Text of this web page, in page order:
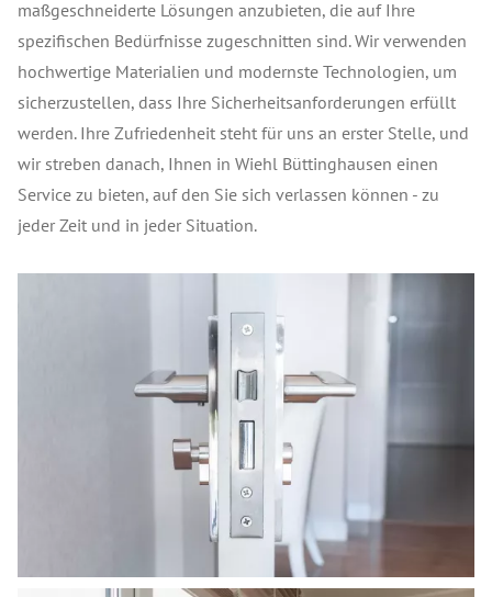
maßgeschneiderte Lösungen anzubieten, die auf Ihre
spezifischen Bedürfnisse zugeschnitten sind. Wir verwenden
hochwertige Materialien und modernste Technologien, um
sicherzustellen, dass Ihre Sicherheitsanforderungen erfüllt
werden. Ihre Zufriedenheit steht für uns an erster Stelle, und
wir streben danach, Ihnen in Wiehl Büttinghausen einen
Service zu bieten, auf den Sie sich verlassen können - zu
jeder Zeit und in jeder Situation.